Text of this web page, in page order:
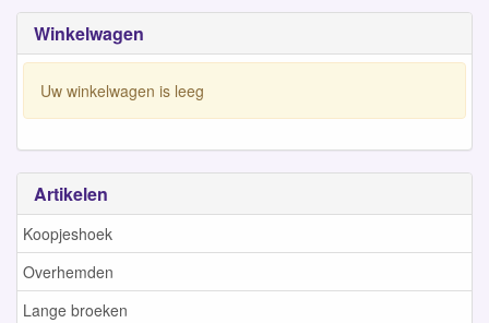
Winkelwagen
Uw winkelwagen is leeg
Artikelen
Koopjeshoek
Overhemden
Lange broeken